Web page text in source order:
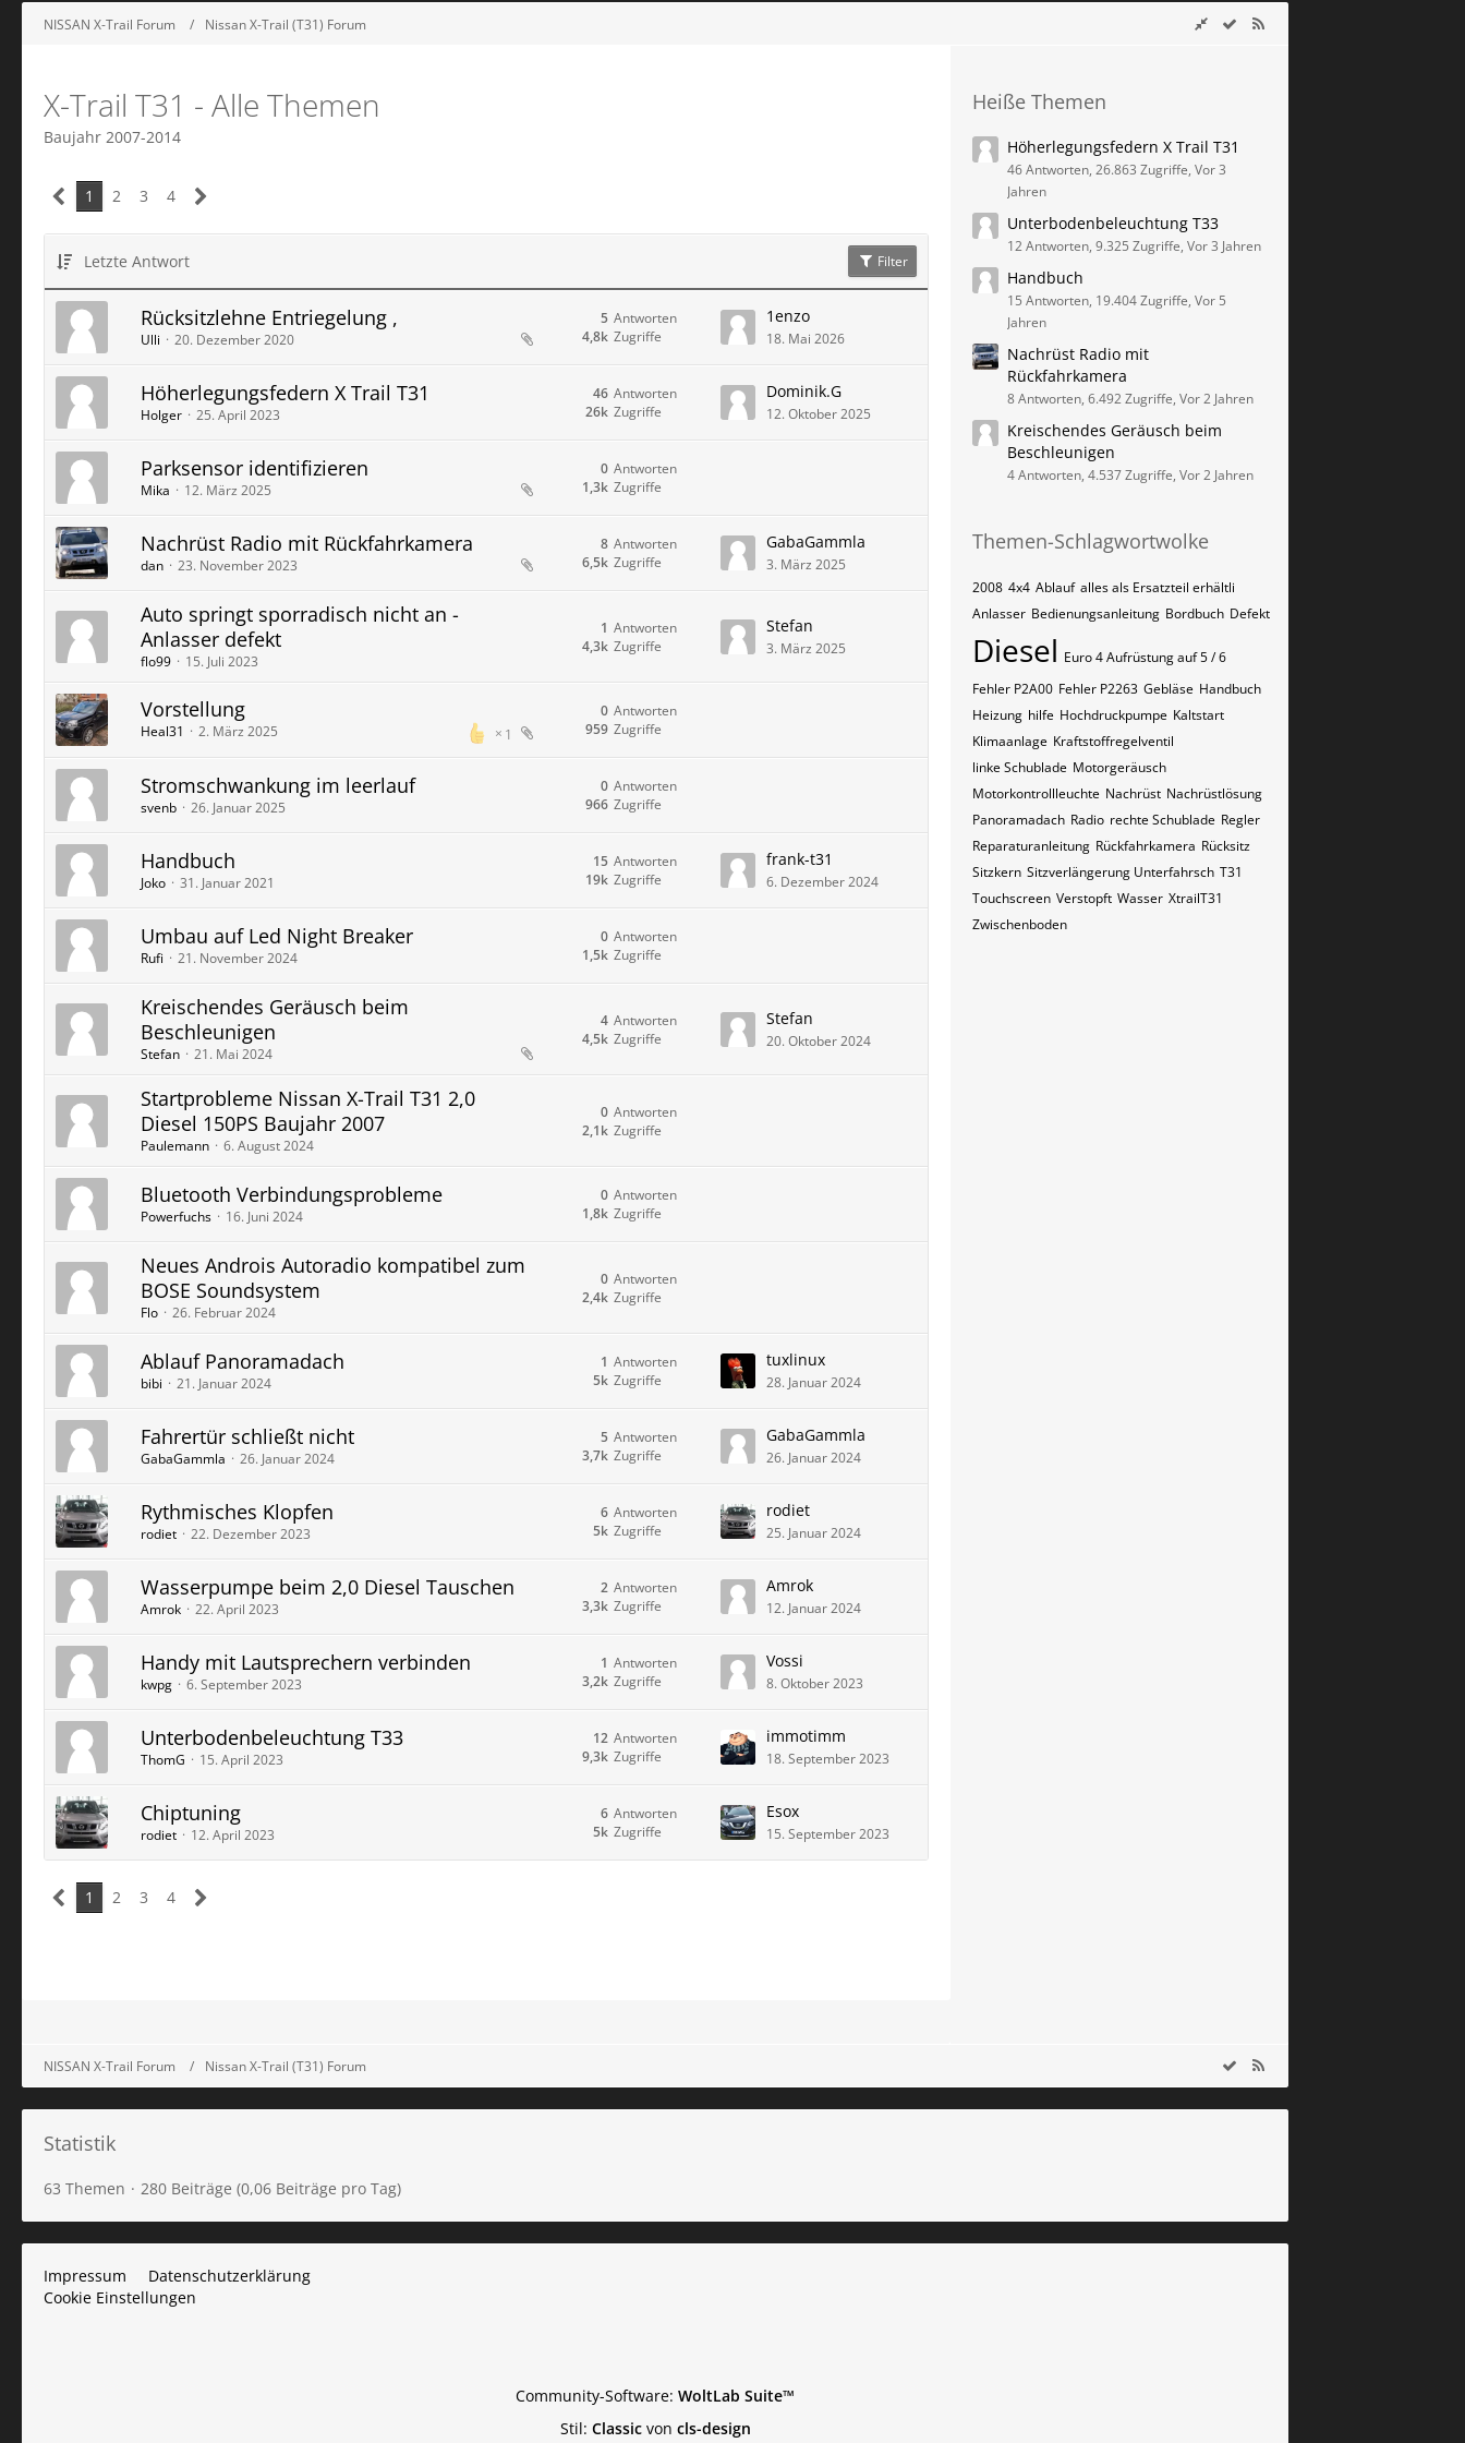
NISSAN X-Trail Forum Nissan X-Trail (T31) Forum
X-Trail T31 - Alle Themen
Baujahr 2007-2014
1 2 3 4
Letzte Antwort Filter
Rücksitzlehne Entriegelung ,
Ulli 20. Dezember 2020
Antworten
5
Zugriffe
4,8k
1enzo
18. Mai 2026
Höherlegungsfedern X Trail T31
Holger 25. April 2023
Antworten
46
Zugriffe
26k
Dominik.G
12. Oktober 2025
Parksensor identifizieren
Mika 12. März 2025
Antworten
0
Zugriffe
1,3k
Nachrüst Radio mit Rückfahrkamera
dan 23. November 2023
Antworten
8
Zugriffe
6,5k
GabaGammla
3. März 2025
Auto springt sporradisch nicht an -
Anlasser defekt
flo99 15. Juli 2023
Antworten
1
Zugriffe
4,3k
Stefan
3. März 2025
Vorstellung
1
Heal31 2. März 2025
Antworten
0
Zugriffe
959
Stromschwankung im leerlauf
svenb 26. Januar 2025
Antworten
0
Zugriffe
966
Handbuch
Joko 31. Januar 2021
Antworten
15
Zugriffe
19k
frank-t31
6. Dezember 2024
Umbau auf Led Night Breaker
Rufi 21. November 2024
Antworten
0
Zugriffe
1,5k
Kreischendes Geräusch beim
Beschleunigen
Stefan 21. Mai 2024
Antworten
4
Zugriffe
4,5k
Stefan
20. Oktober 2024
Startprobleme Nissan X-Trail T31 2,0
Diesel 150PS Baujahr 2007
Paulemann 6. August 2024
Antworten
0
Zugriffe
2,1k
Bluetooth Verbindungsprobleme
Powerfuchs 16. Juni 2024
Antworten
0
Zugriffe
1,8k
Neues Androis Autoradio kompatibel zum
BOSE Soundsystem
Flo 26. Februar 2024
Antworten
0
Zugriffe
2,4k
Ablauf Panoramadach
bibi 21. Januar 2024
Antworten
1
Zugriffe
5k
tuxlinux
28. Januar 2024
Fahrertür schließt nicht
GabaGammla 26. Januar 2024
Antworten
5
Zugriffe
3,7k
GabaGammla
26. Januar 2024
Rythmisches Klopfen
rodiet 22. Dezember 2023
Antworten
6
Zugriffe
5k
rodiet
25. Januar 2024
Wasserpumpe beim 2,0 Diesel Tauschen
Amrok 22. April 2023
Antworten
2
Zugriffe
3,3k
Amrok
12. Januar 2024
Handy mit Lautsprechern verbinden
kwpg 6. September 2023
Antworten
1
Zugriffe
3,2k
Vossi
8. Oktober 2023
Unterbodenbeleuchtung T33
ThomG 15. April 2023
Antworten
12
Zugriffe
9,3k
immotimm
18. September 2023
Chiptuning
rodiet 12. April 2023
Antworten
6
Zugriffe
5k
Esox
15. September 2023
1 2 3 4
Heiße Themen
Höherlegungsfedern X Trail T31
46 Antworten, 26.863 Zugriffe, Vor 3
Jahren
Unterbodenbeleuchtung T33
12 Antworten, 9.325 Zugriffe, Vor 3 Jahren
Handbuch
15 Antworten, 19.404 Zugriffe, Vor 5
Jahren
Nachrüst Radio mit
Rückfahrkamera
8 Antworten, 6.492 Zugriffe, Vor 2 Jahren
Kreischendes Geräusch beim
Beschleunigen
4 Antworten, 4.537 Zugriffe, Vor 2 Jahren
Themen-Schlagwortwolke
2008 4x4 Ablauf alles als Ersatzteil erhältli
Anlasser Bedienungsanleitung Bordbuch Defekt
Diesel Euro 4 Aufrüstung auf 5 / 6
Fehler P2A00 Fehler P2263 Gebläse Handbuch
Heizung hilfe Hochdruckpumpe Kaltstart
Klimaanlage Kraftstoffregelventil
linke Schublade Motorgeräusch
Motorkontrollleuchte Nachrüst Nachrüstlösung
Panoramadach Radio rechte Schublade Regler
Reparaturanleitung Rückfahrkamera Rücksitz
Sitzkern Sitzverlängerung Unterfahrsch T31
Touchscreen Verstopft Wasser XtrailT31
Zwischenboden
NISSAN X-Trail Forum Nissan X-Trail (T31) Forum
Statistik
63 Themen 280 Beiträge (0,06 Beiträge pro Tag)
Impressum
Datenschutzerklärung
Cookie Einstellungen
Community-Software: WoltLab Suite™
Stil: Classicvon cls-design